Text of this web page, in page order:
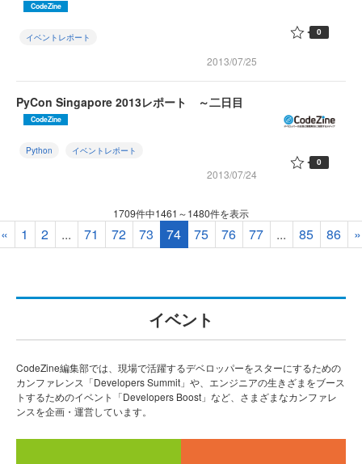
CodeZine
イベントレポート
2013/07/25
0
PyCon Singapore 2013レポート ～二日目
CodeZine
Python イベントレポート
2013/07/24
0
1709件中1461～1480件を表示
« 1 2 ... 71 72 73 74 75 76 77 ... 85 86 »
イベント
CodeZine編集部では、現場で活躍するデベロッパーをスターにするための
カンファレンス「Developers Summit」や、エンジニアの生きざまをブース
トするためのイベント「Developers Boost」など、さまざまなカンファレ
ンスを企画・運営しています。